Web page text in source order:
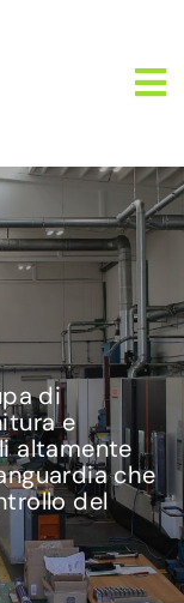
di
e
altamente
che
del